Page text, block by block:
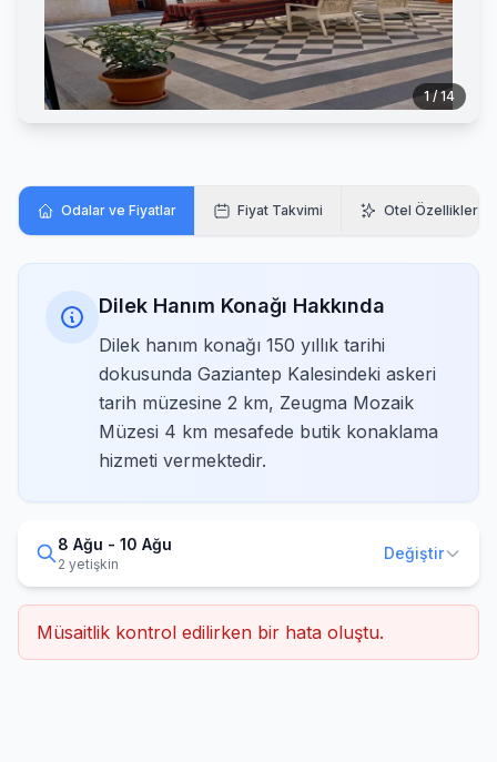
1 / 14
Odalar ve Fiyatlar Fiyat Takvimi Otel Özellikleri
Dilek Hanım Konağı Hakkında
Dilek hanım konağı 150 yıllık tarihi
dokusunda Gaziantep Kalesindeki askeri
tarih müzesine 2 km, Zeugma Mozaik
Müzesi 4 km mesafede butik konaklama
hizmeti vermektedir.
8 Ağu - 10 Ağu
2 yetişkin
Değiştir
Müsaitlik kontrol edilirken bir hata oluştu.